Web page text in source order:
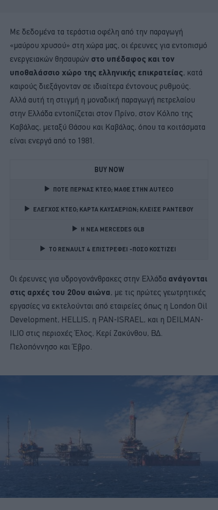
Με δεδομένα τα τεράστια οφέλη από την παραγωγή
«μαύρου χρυσού» στη χώρα μας, οι έρευνες για εντοπισμό
ενεργειακών θησαυρών στο υπέδαφος και τον
υποθαλάσσιο χώρο της ελληνικής επικρατείας, κατά
καιρούς διεξάγονταν σε ιδιαίτερα έντονους ρυθμούς.
Αλλά αυτή τη στιγμή η μοναδική παραγωγή πετρελαίου
στην Ελλάδα εντοπίζεται στον Πρίνο, στον Κόλπο της
Καβάλας, μεταξύ Θάσου και Καβάλας, όπου τα κοιτάσματα
είναι ενεργά από το 1981.
BUY NOW
ΠΟΤΕ ΠΕΡΝΑΣ ΚΤΕΟ; ΜΑΘΕ ΣΤΗΝ ΑUTECO
ΕΛΕΓΧΟΣ ΚΤΕΟ; ΚΑΡΤΑ ΚΑΥΣΑΕΡΙΩΝ; ΚΛΕΙΣΕ ΡΑΝΤΕΒΟΥ
Η ΝΕΑ MERCEDES GLB
TO RENAULT 4 ΕΠΙΣΤΡΕΦΕΙ -ΠΟΣΟ ΚΟΣΤΙΖΕΙ
Οι έρευνες για υδρογονάνθρακες στην Ελλάδα ανάγονται
στις αρχές του 20ου αιώνα, με τις πρώτες γεωτρητικές
εργασίες να εκτελούνται από εταιρείες όπως η London Oil
Development, HELLIS, η PAN-ISRAEL, και η DEILMAN-
ILIO στις περιοχές Έλος, Κερί Ζακύνθου, ΒΔ.
Πελοπόννησο και Έβρο.